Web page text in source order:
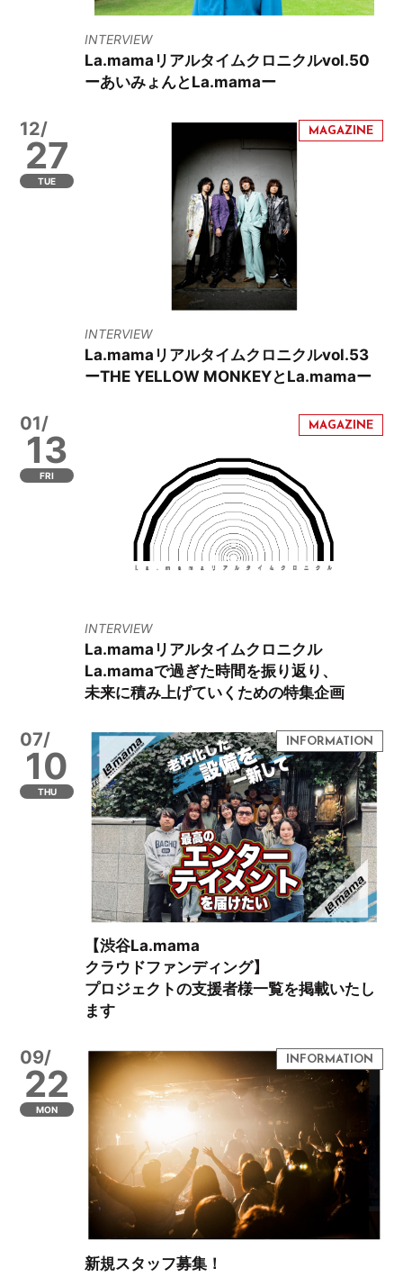
INTERVIEW
La.mamaリアルタイムクロニクルvol.50
ーあいみょんとLa.mamaー
12/
27
TUE
INTERVIEW
La.mamaリアルタイムクロニクルvol.53
ーTHE YELLOW MONKEYとLa.mamaー
01/
13
FRI
INTERVIEW
La.mamaリアルタイムクロニクル
La.mamaで過ぎた時間を振り返り、
未来に積み上げていくための特集企画
07/
10
THU
【渋谷La.mama
クラウドファンディング】
プロジェクトの支援者様一覧を掲載いたし
ます
09/
22
MON
新規スタッフ募集！